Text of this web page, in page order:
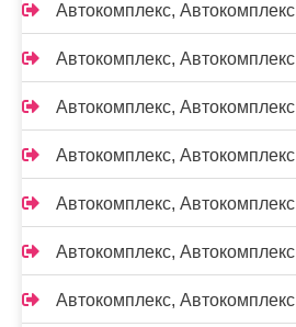
Автокомплекс, Автокомплекс
Автокомплекс, Автокомплекс
Автокомплекс, Автокомплекс
Автокомплекс, Автокомплекс
Автокомплекс, Автокомплекс
Автокомплекс, Автокомплекс
Автокомплекс, Автокомплекс